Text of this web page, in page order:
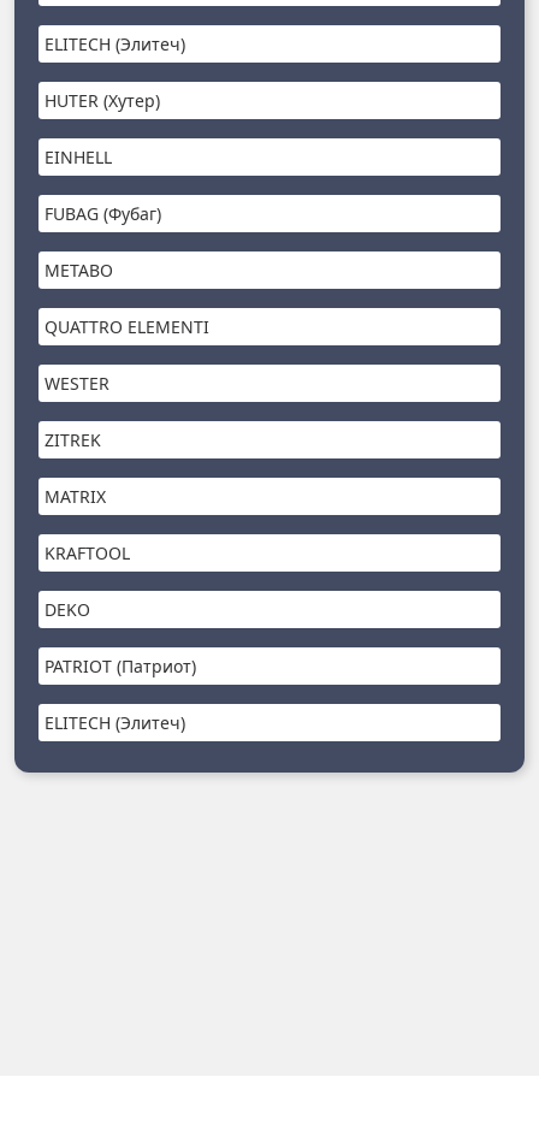
ELITECH (Элитеч)
HUTER (Хутер)
EINHELL
FUBAG (Фубаг)
METABO
QUATTRO ELEMENTI
WESTER
ZITREK
MATRIX
KRAFTOOL
DEKO
PATRIOT (Патриот)
ELITECH (Элитеч)